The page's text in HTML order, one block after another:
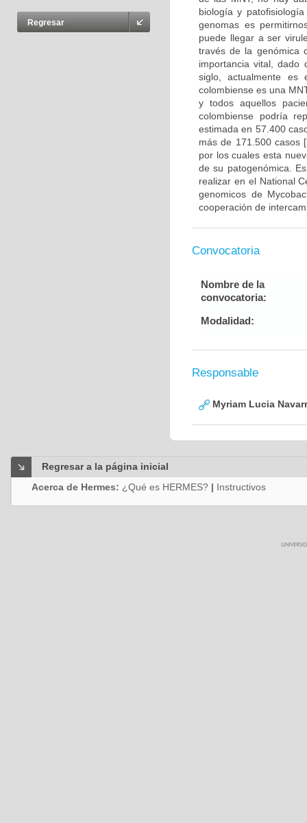
Regresar
biología y
genomas es
puede llegar a ser
través de la genómica
importancia vital,
siglo, actualmente es
colombiense es una
y todos aquellos
colombiense podría
estimada en 57.400
más de 171.500 casos
por los cuales esta
de su patogenómica.
realizar en el National
genomicos de
cooperación de
Convocatoria
Nombre de la
convocatoria:
Modalidad:
Responsable
Myriam Lucia
Regresar a la página inicial
Acerca de Hermes: ¿Qué es HERMES? | Instructivos